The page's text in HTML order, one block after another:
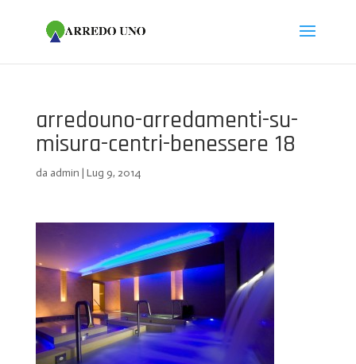
contenuto
navigazione
arredouno-arredamenti-su-
misura-centri-benessere 18
da admin | Lug 9, 2014